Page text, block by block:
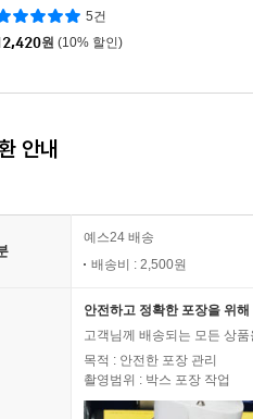
5건
원 (10% 할인)
안내
예스24 배송
배송비 : 2,500원
안전하고 정확한 포장을 위
고객님께 배송되는 모든 상
목적 : 안전한 포장 관리
촬영범위 : 박스 포장 작업